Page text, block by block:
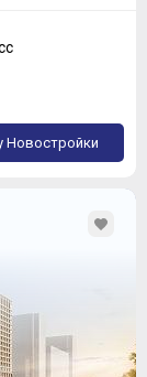
Новостройки